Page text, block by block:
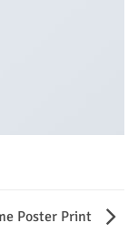
Poster Print